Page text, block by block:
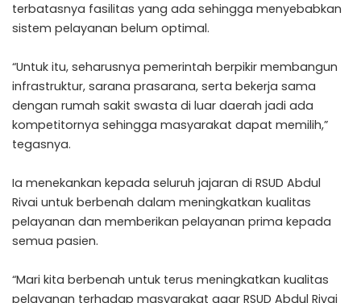
terbatasnya fasilitas yang ada sehingga menyebabkan
sistem pelayanan belum optimal.
“Untuk itu, seharusnya pemerintah berpikir membangun
infrastruktur, sarana prasarana, serta bekerja sama
dengan rumah sakit swasta di luar daerah jadi ada
kompetitornya sehingga masyarakat dapat memilih,”
tegasnya.
Ia menekankan kepada seluruh jajaran di RSUD Abdul
Rivai untuk berbenah dalam meningkatkan kualitas
pelayanan dan memberikan pelayanan prima kepada
semua pasien.
“Mari kita berbenah untuk terus meningkatkan kualitas
pelayanan terhadap masyarakat agar RSUD Abdul Rivai